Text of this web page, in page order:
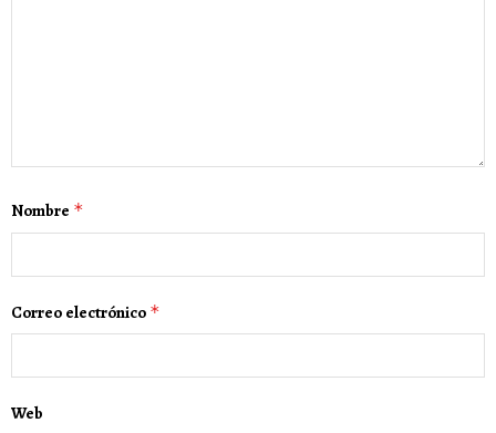
Nombre *
Correo electrónico *
Web